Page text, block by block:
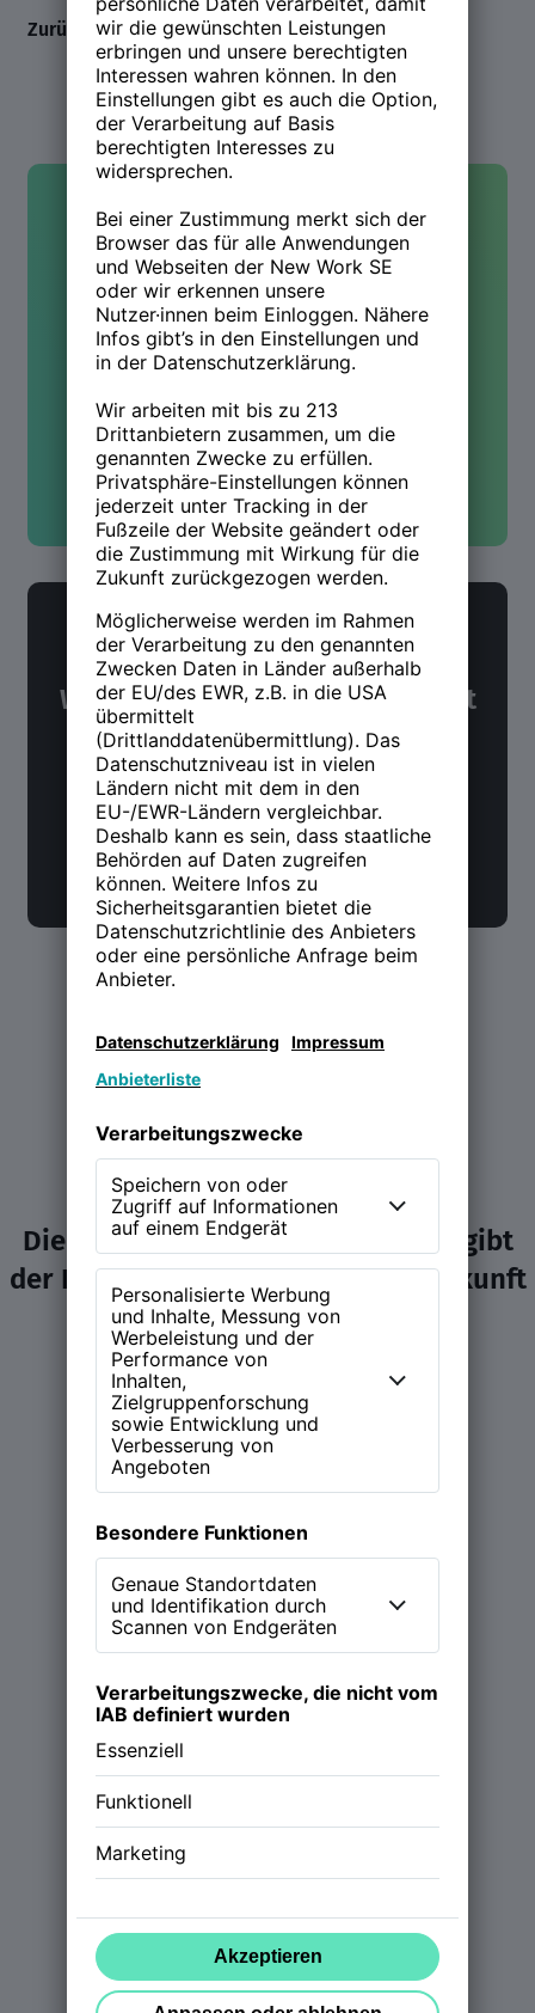
Zurück zum Line-up
Kontakt
Hast Du Fragen oder wolltest
mehr wissen? Wir sind für Dich
da!
Kontakt aufnehmen
NWX Newsletter
Was Du über Arbeit und Zukunft
wissen möchtest. Alle 14 Tage.
Jetzt anmelden
Die NEW WORK Experience (NWX) gibt
der Diskussion über Arbeit und Zukunft
ein Zuhause.
Learn more
Magazin
Über NWX